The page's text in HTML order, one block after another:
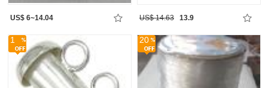
US$ 6~14.04 US$ 14.63 13.9
1 20